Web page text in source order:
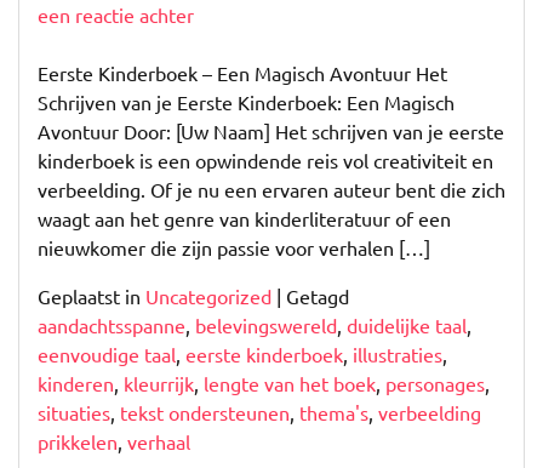
op
een reactie achterop
Magie
van
je
Eerste
Kinderboek:
Een
Betoverend
Eerste Kinderboek – Een Magisch Avontuur Het
Schrijven van je Eerste Kinderboek: Een Magisch
Avontuur Door: [Uw Naam] Het schrijven van je eerste
kinderboek is een opwindende reis vol creativiteit en
verbeelding. Of je nu een ervaren auteur bent die zich
waagt aan het genre van kinderliteratuur of een
nieuwkomer die zijn passie voor verhalen […]
Geplaatst in Uncategorized | Getagd
aandachtsspanne, belevingswereld, duidelijke taal,
eenvoudige taal, eerste kinderboek, illustraties,
kinderen, kleurrijk, lengte van het boek, personages,
situaties, tekst ondersteunen, thema's, verbeelding
prikkelen, verhaal